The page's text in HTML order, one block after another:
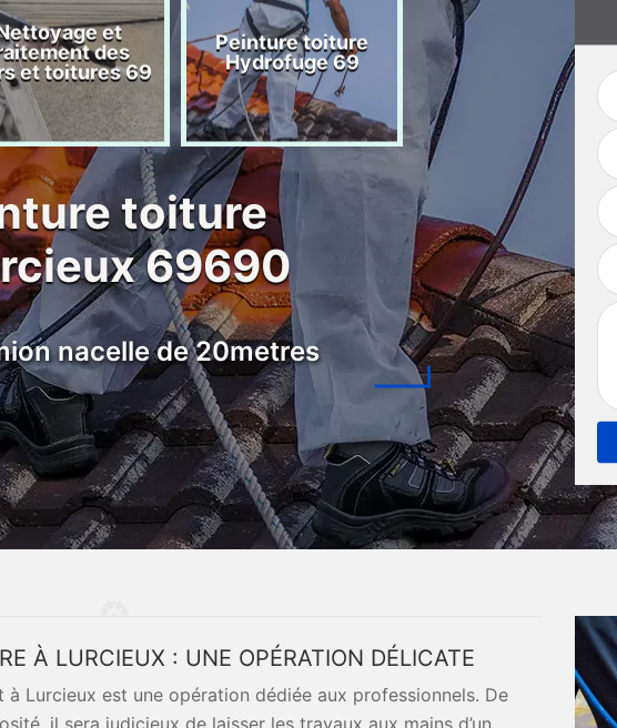
et
des
et toitures 69
Peinture toiture
Hydrofuge 69
Réparation toiture
toiture
69690
nacelle de 20metres
À LURCIEUX : UNE OPÉRATION DÉLICATE
Lurcieux est une opération dédiée aux professionnels. De
il sera judicieux de laisser les travaux aux mains d’un